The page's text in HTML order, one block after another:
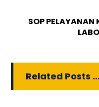
SOP
Related Posts ...